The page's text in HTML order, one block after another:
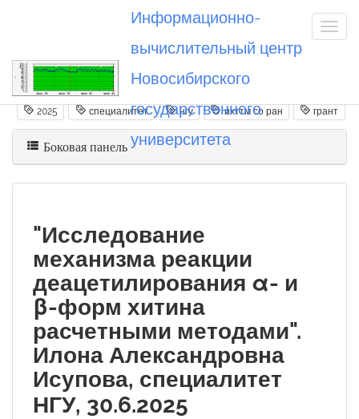
Информационно-
вычислительный центр
Новосибирского
государственного
университета
Вы посетили 20250630_iaisupova
2025 специалитет нгу ихттм со ран грант
Боковая панель
"Исследование
механизма реакции
деацетилирования α- и
β-форм хитина
расчетными методами".
Илона Александровна
Исупова, специалитет
НГУ, 30.6.2025